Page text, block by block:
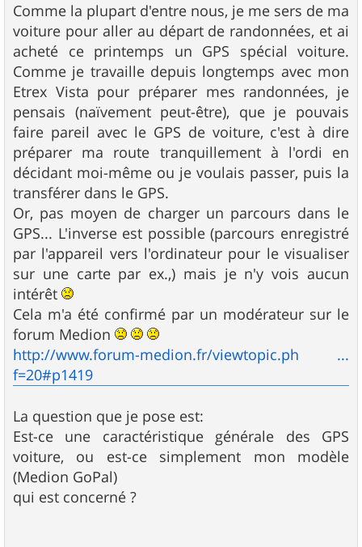
Comme la plupart d'entre nous, je me sers de ma
voiture pour aller au départ de randonnées, et ai
acheté ce printemps un GPS spécial voiture.
Comme je travaille depuis longtemps avec mon
Etrex Vista pour préparer mes randonnées, je
pensais (naïvement peut-être), que je pouvais
faire pareil avec le GPS de voiture, c'est à dire
préparer ma route tranquillement à l'ordi en
décidant moi-même ou je voulais passer, puis la
transférer dans le GPS.
Or, pas moyen de charger un parcours dans le
GPS... L'inverse est possible (parcours enregistré
par l'appareil vers l'ordinateur pour le visualiser
sur une carte par ex.,) mais je n'y vois aucun
intérêt
Cela m'a été confirmé par un modérateur sur le
forum Medion
http://www.forum-medion.fr/viewtopic.ph ...
f=20#p1419
La question que je pose est:
Est-ce une caractéristique générale des GPS
voiture, ou est-ce simplement mon modèle
(Medion GoPal)
qui est concerné ?